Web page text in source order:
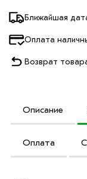
Ближайшая
Оплата
Возврат
Описание
Оплата